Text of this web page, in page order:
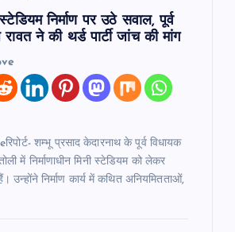
निर्माण पर उठे सवाल, पूर्व
ने की थर्ड पार्टी जांच की मांग
शम्भू प्रसाद केदारनाथ के पूर्व विधायक
में निर्माणाधीन मिनी स्टेडियम को लेकर
उन्होंने निर्माण कार्य में कथित अनियमितताओं,